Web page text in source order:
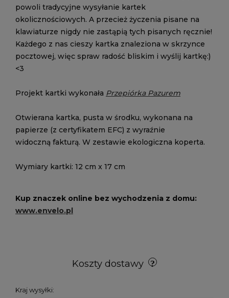
powoli tradycyjne wysyłanie kartek
okolicznościowych. A przecież życzenia pisane na
klawiaturze nigdy nie zastąpią tych pisanych ręcznie!
Każdego z nas cieszy kartka znaleziona w skrzynce
pocztowej, więc spraw radość bliskim i wyślij kartkę:)
<3
Projekt kartki wykonała Przepiórka Pazurem
Otwierana kartka, pusta w środku, wykonana na
papierze (z certyfikatem EFC) z wyraźnie
widoczną fakturą. W zestawie ekologiczna koperta.
Wymiary kartki: 12 cm x 17 cm
Kup znaczek online bez wychodzenia z domu:
www.envelo.pl
Koszty dostawy
Kraj wysyłki: